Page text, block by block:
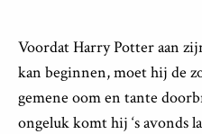
Voordat Harry Potter aan
kan beginnen, moet hij de
gemene oom en tante
ongeluk komt hij ‘s avonds